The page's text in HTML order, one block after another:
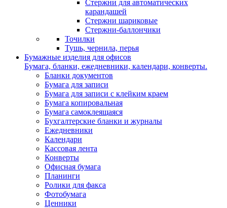
Стержни для автоматических
карандашей
Стержни шариковые
Стержни-баллончики
Точилки
Тушь, чернила, перья
Бумажные изделия для офисов
Бумага, бланки, ежедневники, календари, конверты.
Бланки документов
Бумага для записи
Бумага для записи с клейким краем
Бумага копировальная
Бумага самоклеящаяся
Бухгалтерские бланки и журналы
Ежедневники
Календари
Кассовая лента
Конверты
Офисная бумага
Планинги
Ролики для факса
Фотобумага
Ценники